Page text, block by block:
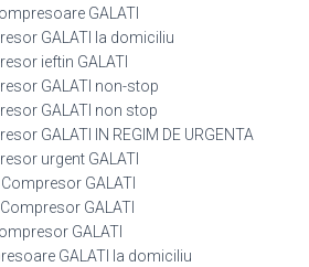
GALATI
GALATI la domiciliu
ieftin GALATI
GALATI non-stop
GALATI non stop
GALATI IN REGIM DE URGENTA
urgent GALATI
GALATI
GALATI
GALATI
GALATI la domiciliu